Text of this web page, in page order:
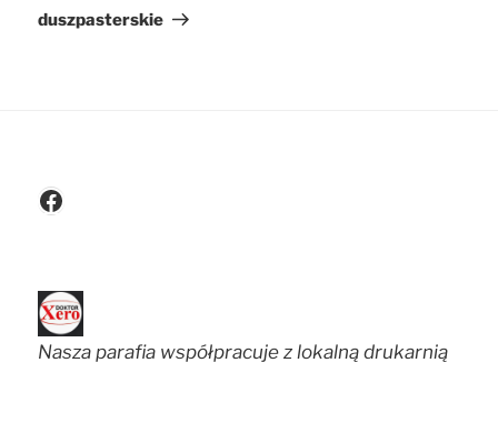
duszpasterskie
Facebook
Nasza parafia współpracuje z lokalną drukarnią